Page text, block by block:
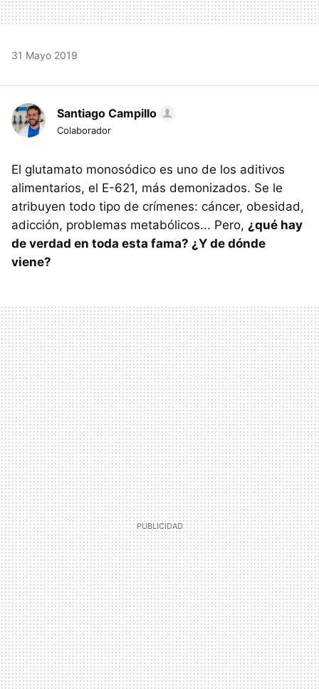
31 Mayo 2019
Santiago Campillo
Colaborador
El glutamato monosódico es uno de los aditivos
alimentarios, el E-621, más demonizados. Se le
atribuyen todo tipo de crímenes: cáncer, obesidad,
adicción, problemas metabólicos... Pero, ¿qué hay
de verdad en toda esta fama? ¿Y de dónde
viene?